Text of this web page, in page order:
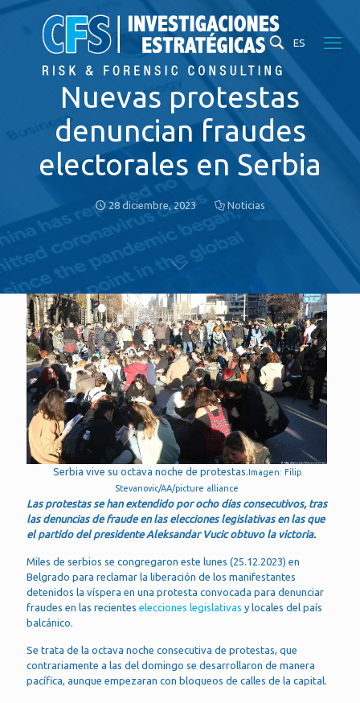
ES
Nuevas protestas
denuncian fraudes
electorales en Serbia
28 diciembre, 2023 Noticias
Serbia vive su octava noche de protestas.Imagen: Filip
Stevanovic/AA/picture alliance
Las protestas se han extendido por ocho días consecutivos, tras
las denuncias de fraude en las elecciones legislativas en las que
el partido del presidente Aleksandar Vucic obtuvo la victoria.
Miles de serbios se congregaron este lunes (25.12.2023) en
Belgrado para reclamar la liberación de los manifestantes
detenidos la víspera en una protesta convocada para denunciar
fraudes en las recientes elecciones legislativas y locales del país
balcánico.
Se trata de la octava noche consecutiva de protestas, que
contrariamente a las del domingo se desarrollaron de manera
pacífica, aunque empezaran con bloqueos de calles de la capital.